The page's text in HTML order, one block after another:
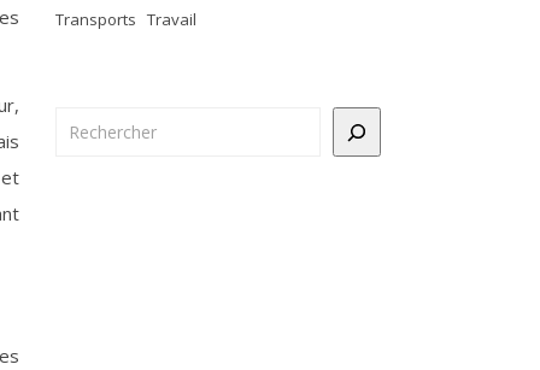
Transports Travail